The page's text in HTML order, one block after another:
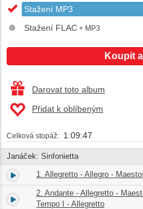
Stažení MP3
Stažení FLAC + MP3
Koupit
Darovat toto album
Přidat k oblíbeným
Celková stopáž: 1:09:47
Janáček: Sinfonietta
1. 1. Allegretto - Allegro -
2.
2. Andante - Allegretto -
Tempo I - Allegretto